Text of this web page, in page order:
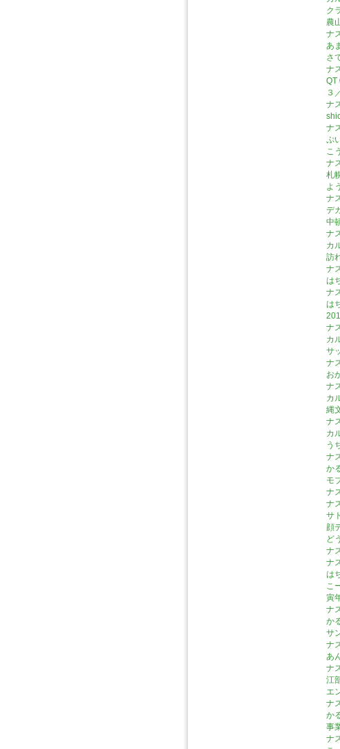
ク
農
ナ
あ
さ
ナ
QT
３
ナ
ナ
ぷ
こ
ナ
札
よ
ナ
デ
中
ナ
カ
訪
ナ
は
ナ
は
ナ
カ
サ
ナ
お
ナ
カ
縄
ナ
カ
う
ナ
か
モ
ナ
ナ
サ
顔
ど
ナ
ナ
は
こ
寅
ナ
か
サ
ナ
あ
ナ
江
エ
ナ
か
事
ナ